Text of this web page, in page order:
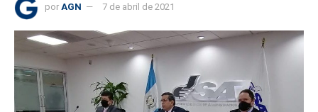
por AGN 7 de abril de 2021